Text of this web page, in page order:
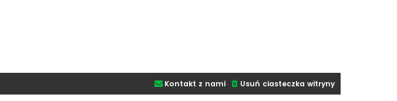
Usuń ciasteczka witryny
Kontakt z nami